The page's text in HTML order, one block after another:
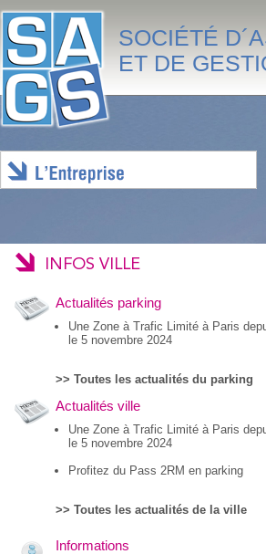
SOCIÉTÉ
ET DE
INFOS VILLE
Actualités parking
Une Zone à Trafic Limité à Paris
le 5 novembre 2024
>> Toutes les actualités du parking
Actualités ville
Une Zone à Trafic Limité à Paris
le 5 novembre 2024
Profitez du Pass 2RM en parking
>> Toutes les actualités de la ville
Informations